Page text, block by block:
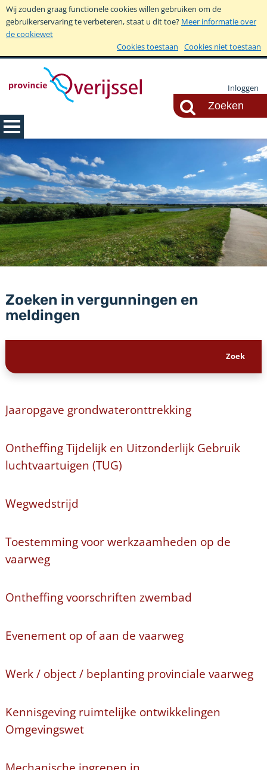
Wij zouden graag functionele cookies willen gebruiken om de
gebruikerservaring te verbeteren, staat u dit toe? Meer informatie over
de cookiewet
Cookies toestaan
Cookies niet toestaan
Inloggen
Zoeken in vergunningen en
meldingen
Jaaropgave grondwateronttrekking
Ontheffing Tijdelijk en Uitzonderlijk Gebruik
luchtvaartuigen (TUG)
Wegwedstrijd
Toestemming voor werkzaamheden op de
vaarweg
Ontheffing voorschriften zwembad
Evenement op of aan de vaarweg
Werk / object / beplanting provinciale vaarweg
Kennisgeving ruimtelijke ontwikkelingen
Omgevingswet